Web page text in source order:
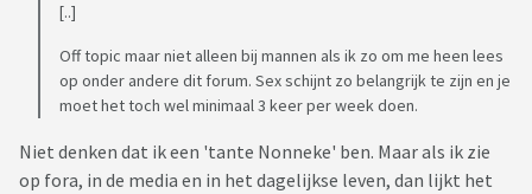
[..]
Off topic maar niet alleen bij mannen als ik zo om me heen lees
op onder andere dit forum. Sex schijnt zo belangrijk te zijn en je
moet het toch wel minimaal 3 keer per week doen.
Niet denken dat ik een 'tante Nonneke' ben. Maar als ik zie
op fora, in de media en in het dagelijkse leven, dan lijkt het